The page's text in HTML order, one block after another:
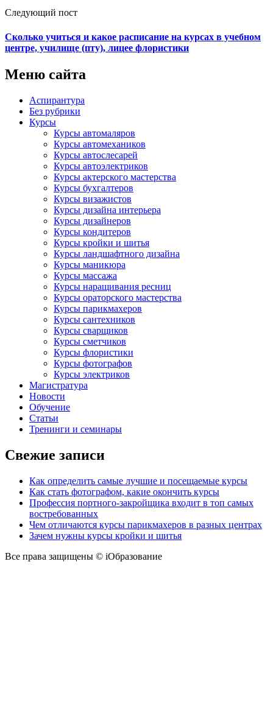
Следующий пост
Сколько учиться и какое расписание на курсах в учебном
центре, училище (пту), лицее флористики
Меню сайта
Аспирантура
Без рубрики
Курсы
Курсы автомаляров
Курсы автомехаников
Курсы автослесарей
Курсы автоэлектриков
Курсы актерского мастерства
Курсы бухгалтеров
Курсы визажистов
Курсы дизайна интерьера
Курсы дизайнеров
Курсы кондитеров
Курсы кройки и шитья
Курсы ландшафтного дизайна
Курсы маникюра
Курсы массажа
Курсы наращивания ресниц
Курсы ораторского мастерства
Курсы парикмахеров
Курсы сантехников
Курсы сварщиков
Курсы сметчиков
Курсы флористики
Курсы фотографов
Курсы электриков
Магистратура
Новости
Обучение
Статьи
Тренинги и семинары
Свежие записи
Как определить самые лучшие и посещаемые курсы
Как стать фотографом, какие окончить курсы
Профессия портного-закройщика входит в топ самых
востребованных
Чем отличаются курсы парикмахеров в разных центрах
Зачем нужны курсы кройки и шитья
Все права защищены © iОбразование